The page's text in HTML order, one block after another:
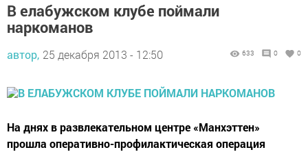
В елабужском клубе поймали
наркоманов
автор, 25 декабря 2013 - 12:50 633 0 0
На днях в развлекательном центре «Манхэттен»
прошла оперативно-профилактическая операция